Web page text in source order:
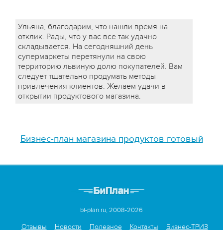
Ульяна, благодарим, что нашли время на
отклик. Рады, что у вас все так удачно
складывается. На сегодняшний день
супермаркеты перетянули на свою
территорию львиную долю покупателей. Вам
следует тщательно продумать методы
привлечения клиентов. Желаем удачи в
открытии продуктового магазина.
Бизнес-план магазина продуктов готовый
bi-plan.ru, 2008-2026
Отзывы Новости Полезное Контакты Бизнес-ТРИЗ